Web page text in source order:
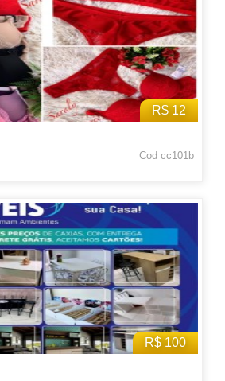
R$ 12
Cod cc101b
R$ 100